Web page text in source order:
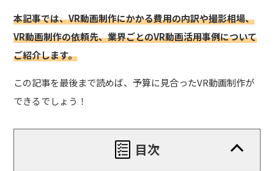
本記事では、VR動画制作にかかる費用の内訳や撮影相場、
VR動画制作の依頼先、業界ごとのVR動画活用事例について
ご紹介します。
この記事を最後まで読めば、予算に見合ったVR動画制作が
できるでしょう！
目次